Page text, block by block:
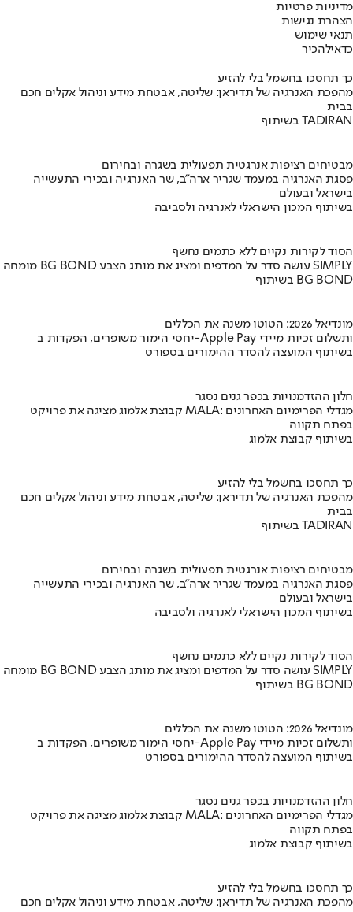
מדיניות פרטיות
הצהרת נגישות
תנאי שימוש
כדאילהכיר
כך תחסכו בחשמל בלי להזיע
מהפכת האנרגיה של תדיראן: שליטה, אבטחת מידע וניהול אקלים חכם
בבית
בשיתוף TADIRAN
מבטיחים רציפות אנרגטית תפעולית בשגרה ובחירום
פסגת האנרגיה במעמד שגריר ארה"ב, שר האנרגיה ובכירי התעשייה
בישראל ובעולם
בשיתוף המכון הישראלי לאנרגיה ולסביבה
הסוד לקירות נקיים ללא כתמים נחשף
מומחה BG BOND עושה סדר על המדפים ומציג את מותג הצבע SIMPLY
בשיתוף BG BOND
מונדיאל 2026: הטוטו משנה את הכללים
יחסי הימור משופרים, הפקדות ב-Apple Pay ותשלום זכיות מיידי
בשיתוף המועצה להסדר ההימורים בספורט
חלון ההזדמנויות בכפר גנים נסגר
קבוצת אלמוג מציגה את פרויקט MALA: מגדלי הפרימיום האחרונים
בפתח תקווה
בשיתוף קבוצת אלמוג
כך תחסכו בחשמל בלי להזיע
מהפכת האנרגיה של תדיראן: שליטה, אבטחת מידע וניהול אקלים חכם
בבית
בשיתוף TADIRAN
מבטיחים רציפות אנרגטית תפעולית בשגרה ובחירום
פסגת האנרגיה במעמד שגריר ארה"ב, שר האנרגיה ובכירי התעשייה
בישראל ובעולם
בשיתוף המכון הישראלי לאנרגיה ולסביבה
הסוד לקירות נקיים ללא כתמים נחשף
מומחה BG BOND עושה סדר על המדפים ומציג את מותג הצבע SIMPLY
בשיתוף BG BOND
מונדיאל 2026: הטוטו משנה את הכללים
יחסי הימור משופרים, הפקדות ב-Apple Pay ותשלום זכיות מיידי
בשיתוף המועצה להסדר ההימורים בספורט
חלון ההזדמנויות בכפר גנים נסגר
קבוצת אלמוג מציגה את פרויקט MALA: מגדלי הפרימיום האחרונים
בפתח תקווה
בשיתוף קבוצת אלמוג
כך תחסכו בחשמל בלי להזיע
מהפכת האנרגיה של תדיראן: שליטה, אבטחת מידע וניהול אקלים חכם